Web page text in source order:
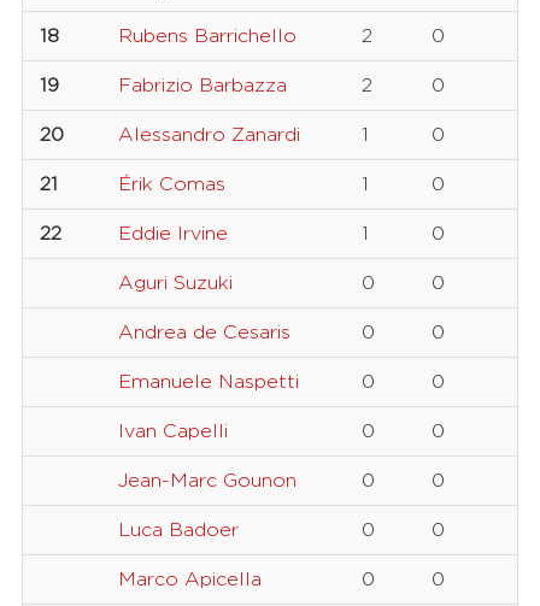
18 Rubens Barrichello 2 0
19 Fabrizio Barbazza 2 0
20 Alessandro Zanardi 1 0
21 Érik Comas 1 0
22 Eddie Irvine 1 0
Aguri Suzuki 0 0
Andrea de Cesaris 0 0
Emanuele Naspetti 0 0
Ivan Capelli 0 0
Jean-Marc Gounon 0 0
Luca Badoer 0 0
Marco Apicella 0 0